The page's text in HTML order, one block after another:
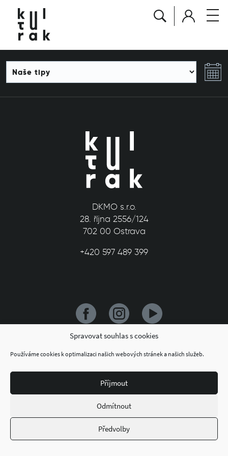
Spravovat souhlas s cookies
Používáme cookies k optimalizaci našich webových stránek a našich služeb.
Příjmout
Odmítnout
Předvolby
DKMO s.r.o.
28. října 2556/124
702 00 Ostrava
+420 597 489 399
© 2026 Dům kultury města Ostravy